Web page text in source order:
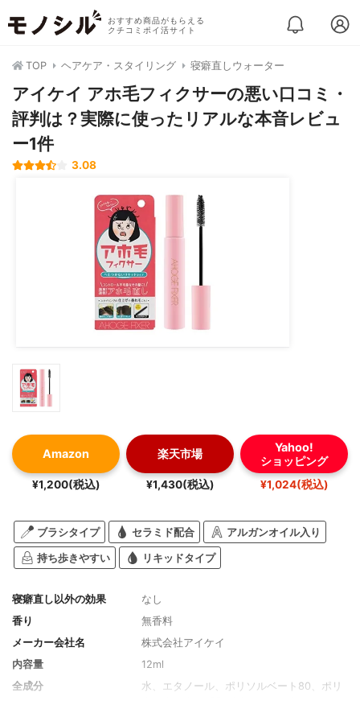
おすすめ商品がもらえる
クチコミポイ活サイト
TOP ヘアケア・スタイリング 寝癖直しウォーター
アイケイ アホ毛フィクサーの悪い口コミ・
評判は？実際に使ったリアルな本音レビュ
ー1件
3.08
Amazon
¥1,200(税込)
楽天市場
¥1,430(税込)
Yahoo!
ショッピング
¥1,024(税込)
ブラシタイプ セラミド配合 アルガンオイル入り
持ち歩きやすい リキッドタイプ
寝癖直し以外の効果
なし
香り
無香料
メーカー会社名
株式会社アイケイ
内容量
12ml
全成分
水、エタノール、ポリソルベート80、ポリ